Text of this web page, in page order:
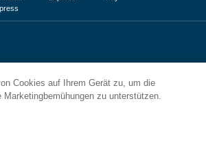
Cookies auf Ihrem Gerät zu, um die
zu unterstützen.